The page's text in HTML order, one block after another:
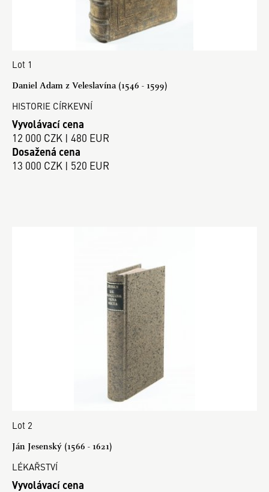
Lot 1
Daniel Adam z Veleslavína (1546 - 1599)
HISTORIE CÍRKEVNÍ
Vyvolávací cena
12 000 CZK | 480 EUR
Dosažená cena
13 000 CZK | 520 EUR
Lot 2
Ján Jesenský (1566 - 1621)
LÉKAŘSTVÍ
Vyvolávací cena